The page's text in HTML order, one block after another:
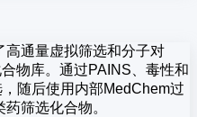
高通量虚拟筛选和分子对
物库。通过PAINS、毒性和
随后使用内部MedChem过
筛选化合物。